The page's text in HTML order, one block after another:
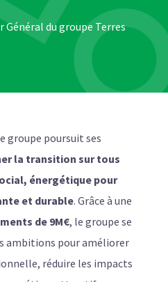
Général du groupe Terres
groupe poursuit ses
la transition sur tous
énergétique pour
et durable. Grâce à une
de 9M€, le groupe se
ambitions pour améliorer
réduire les impacts